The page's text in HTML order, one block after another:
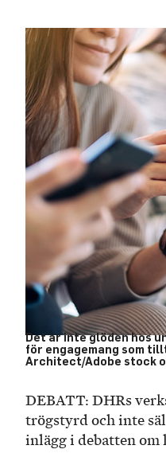
Det är inte glöden hos
för engagemang som
Architect/Adobe stock
DEBATT: DHRs
trögstyrd och inte
inlägg i debatten om